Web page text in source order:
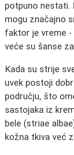
potpuno nestati.
mogu značajno
faktor je vreme
veće su šanse
Kada su strije
uvek postoji
području, što
sastojaka iz
bele (striae
kožna tkiva već